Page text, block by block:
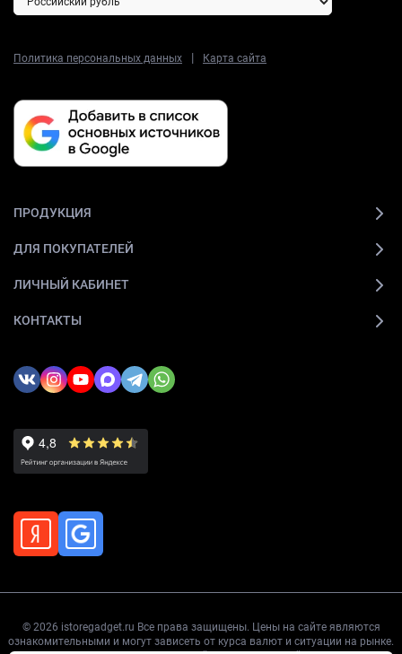
Политика персональных данных | Карта сайта
ПРОДУКЦИЯ
ДЛЯ ПОКУПАТЕЛЕЙ
ЛИЧНЫЙ КАБИНЕТ
КОНТАКТЫ
© 2026 istoregadget.ru Все права защищены. Цены на сайте являются
ознакомительными и могут зависеть от курса валют и ситуации на рынке.